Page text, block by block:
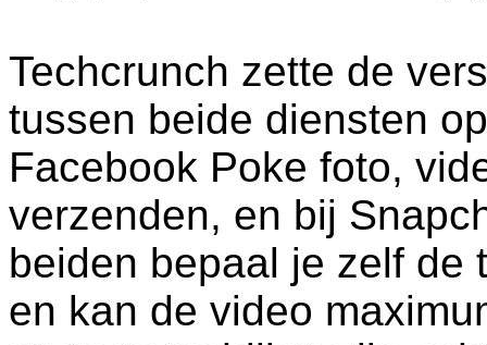
Techcrunch zette de
tussen beide diensten
Facebook Poke foto,
verzenden, en bij
beiden bepaal je zelf de
en kan de video